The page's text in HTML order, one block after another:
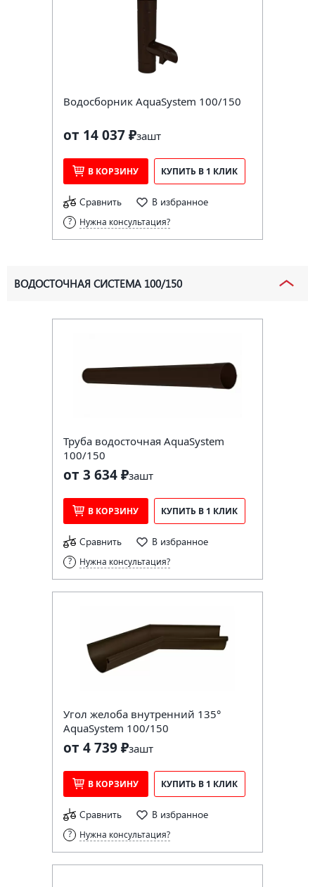
Водосборник AquaSystem 100/150
от 14 037 ₽зашт
В КОРЗИНУ КУПИТЬ В 1 КЛИК
Сравнить В избранное
Нужна консультация?
ВОДОСТОЧНАЯ СИСТЕМА 100/150
Труба водосточная AquaSystem
100/150
от 3 634 ₽зашт
В КОРЗИНУ КУПИТЬ В 1 КЛИК
Сравнить В избранное
Нужна консультация?
Угол желоба внутренний 135°
AquaSystem 100/150
от 4 739 ₽зашт
В КОРЗИНУ КУПИТЬ В 1 КЛИК
Сравнить В избранное
Нужна консультация?